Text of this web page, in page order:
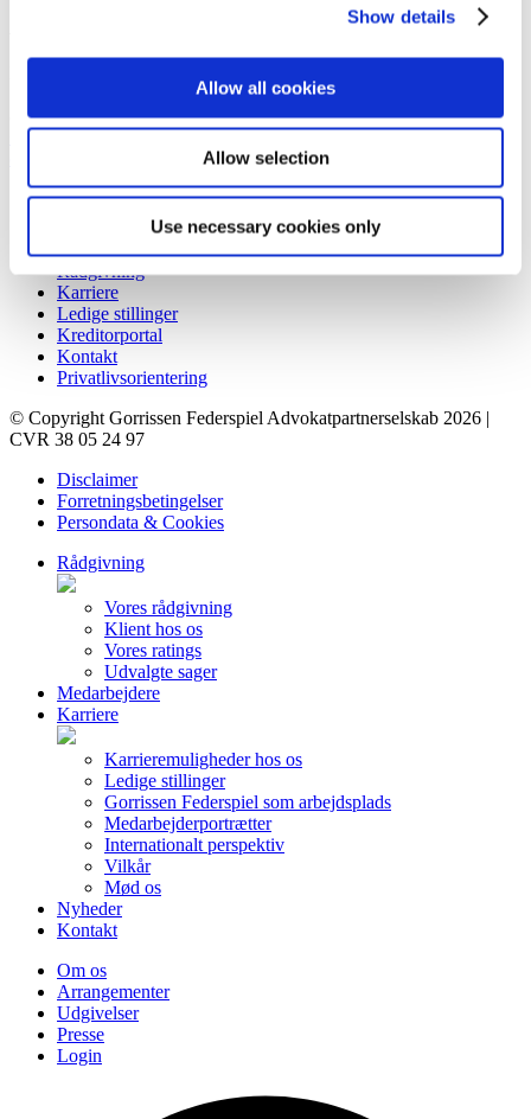
Show details
Allow all cookies
Allow selection
Use necessary cookies only
8000 Aarhus C
+45 86 20 75 00
contact@gorrissenfederspiel.com
Genveje
Forretningsbetingelser
Rådgivning
Karriere
Ledige stillinger
Kreditorportal
Kontakt
Privatlivsorientering
© Copyright Gorrissen Federspiel Advokatpartnerselskab 2026 |
CVR 38 05 24 97
Disclaimer
Forretningsbetingelser
Persondata & Cookies
Rådgivning
Vores rådgivning
Klient hos os
Vores ratings
Udvalgte sager
Medarbejdere
Karriere
Karrieremuligheder hos os
Ledige stillinger
Gorrissen Federspiel som arbejdsplads
Medarbejderportrætter
Internationalt perspektiv
Vilkår
Mød os
Nyheder
Kontakt
Om os
Arrangementer
Udgivelser
Presse
Login